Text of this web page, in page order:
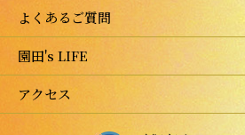
よくあるご質問
園田's LIFE
アクセス